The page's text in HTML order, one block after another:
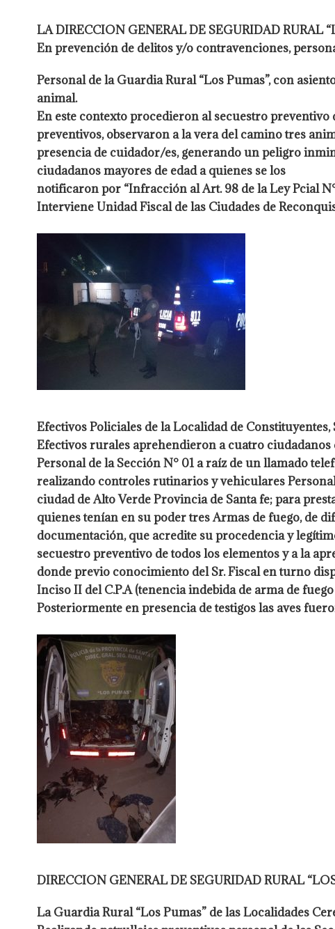
LA DIRECCION GENERAL DE SEGURIDAD RURAL
En prevención de delitos y/o contravenciones,
Personal de la Guardia Rural “Los Pumas”, con
animal.
En este contexto procedieron al secuestro preventivo
preventivos,observaron a la vera del camino tres
presencia de cuidador/es,generando un peligro
ciudadanos mayores de edad a quienes se los
notificaron por “Infracción al Art. 98 de la Ley Pcial
Interviene UnidadFiscal de las Ciudades de
Efectivos Policiales de la Localidad de
Efectivos rurales aprehendieron a cuatro ciudadanos
Personal de la Sección N° 01 a raíz de un llamado
realizando controles rutinarios y vehiculares
ciudad de AltoVerde Provincia de Santa fe; para
quienes tenían en su podertres Armas de fuego, de
documentación, que acredite suprocedencia y
secuestro preventivo de todos los elementos y a la
donde previo conocimiento del Sr. Fiscalen turno
Inciso II del C.P.A (tenencia indebida de arma de
Posteriormente en presencia de testigos las aves
DIRECCION GENERAL DE SEGURIDAD RURAL
La Guardia Rural “Los Pumas” de las Localidades